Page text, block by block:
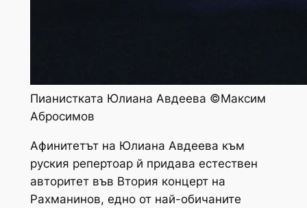
Пианистката Юлиана Авдеева ©Максим
Абросимов
Афинитетът на Юлиана Авдеева към
руския репертоар й придава естествен
авторитет във Втория концерт на
Рахманинов, едно от най-обичаните